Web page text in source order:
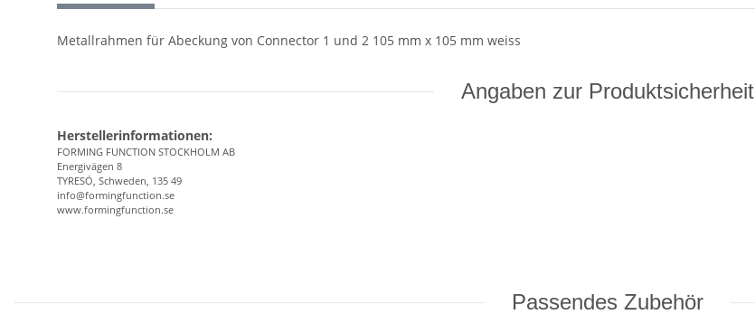
Metallrahmen für Abeckung von Connector 1 und 2 105 mm x 105 mm weiss
Angaben zur Produktsicherheit
Herstellerinformationen:
FORMING FUNCTION STOCKHOLM AB
Energivägen 8
TYRESÖ, Schweden, 135 49
info@formingfunction.se
www.formingfunction.se
Passendes Zubehör